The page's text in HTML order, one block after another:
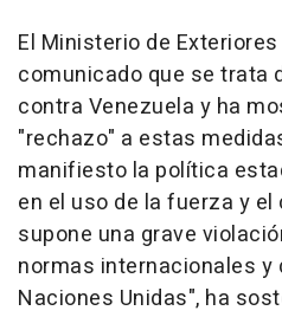
El Ministerio de
comunicado que se trata
contra Venezuela y ha
"rechazo" a estas
manifiesto la política
en el uso de la fuerza y
supone una grave
normas internacionales y
Naciones Unidas", ha